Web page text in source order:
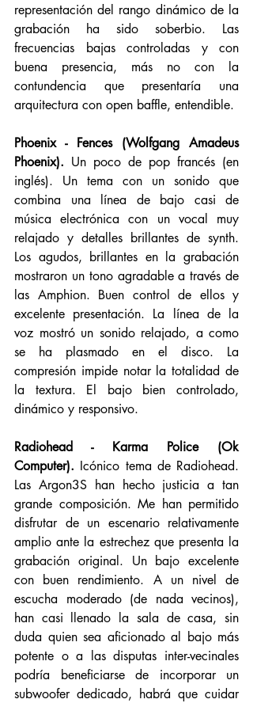
representación del rango dinámico de la
grabación ha sido soberbio. Las
frecuencias bajas controladas y con
buena presencia, más no con la
contundencia que presentaría una
arquitectura con open baffle, entendible.
Phoenix - Fences (Wolfgang Amadeus
Phoenix). Un poco de pop francés (en
inglés). Un tema con un sonido que
combina una línea de bajo casi de
música electrónica con un vocal muy
relajado y detalles brillantes de synth.
Los agudos, brillantes en la grabación
mostraron un tono agradable a través de
las Amphion. Buen control de ellos y
excelente presentación. La línea de la
voz mostró un sonido relajado, a como
se ha plasmado en el disco. La
compresión impide notar la totalidad de
la textura. El bajo bien controlado,
dinámico y responsivo.
Radiohead - Karma Police (Ok
Computer). Icónico tema de Radiohead.
Las Argon3S han hecho justicia a tan
grande composición. Me han permitido
disfrutar de un escenario relativamente
amplio ante la estrechez que presenta la
grabación original. Un bajo excelente
con buen rendimiento. A un nivel de
escucha moderado (de nada vecinos),
han casi llenado la sala de casa, sin
duda quien sea aficionado al bajo más
potente o a las disputas inter-vecinales
podría beneficiarse de incorporar un
subwoofer dedicado, habrá que cuidar